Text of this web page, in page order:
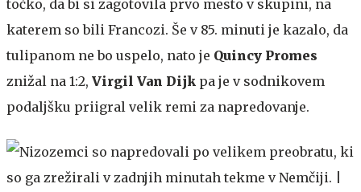
točko, da bi si zagotovila prvo mesto v skupini, na
katerem so bili Francozi. Še v 85. minuti je kazalo, da
tulipanom ne bo uspelo, nato je Quincy Promes
znižal na 1:2, Virgil Van Dijk pa je v sodnikovem
podaljšku priigral velik remi za napredovanje.